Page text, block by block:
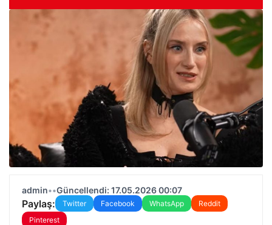
admin••Güncellendi: 17.05.2026 00:07
Paylaş: Twitter Facebook WhatsApp
Reddit
Pinterest